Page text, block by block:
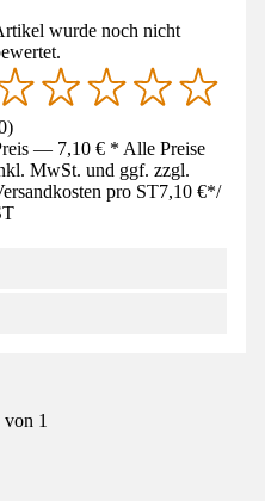
wurde noch nicht
)
— 7,10 € * Alle Preise
MwSt. und ggf. zzgl.
pro ST7,10 €*/
von 1